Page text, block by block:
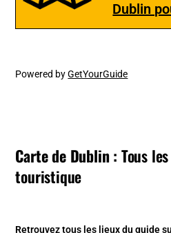
Dublin
Powered byGetYourGuide
Carte de Dublin : Tous
touristique
Retrouvez tous les lieux du guide